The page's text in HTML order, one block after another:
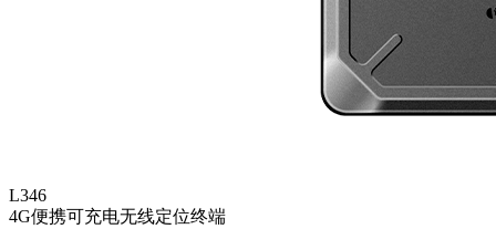
L346
4G便携可充电无线定位终端